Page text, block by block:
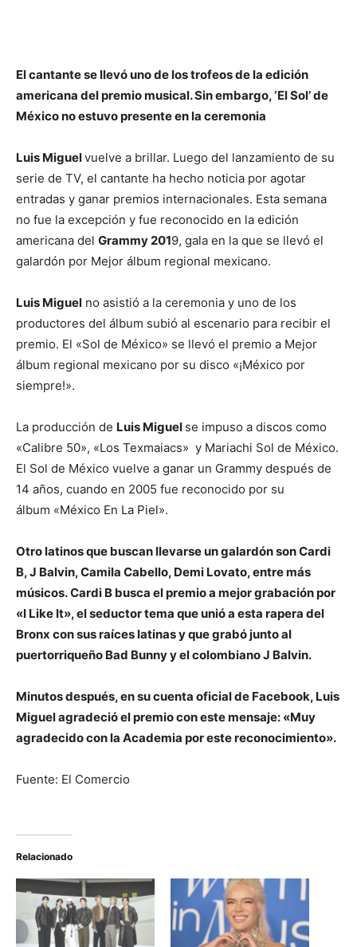
El cantante se llevó uno de los trofeos de la edición
americana del premio musical. Sin embargo, ‘El Sol’ de
México no estuvo presente en la ceremonia
Luis Miguelvuelve a brillar. Luego del lanzamiento de su
serie de TV, el cantante ha hecho noticia por agotar
entradas y ganar premios internacionales. Esta semana
no fue la excepción y fue reconocido en la edición
americana del Grammy 2019, gala en la que se llevó el
galardón por Mejor álbum regional mexicano.
Luis Miguel no asistió a la ceremonia y uno de los
productores del álbum subió al escenario para recibir el
premio. El «Sol de México» se llevó el premio a Mejor
álbum regional mexicano por su disco «¡México por
siempre!».
La producción de Luis Miguel se impuso a discos como
«Calibre 50», «Los Texmaiacs» y Mariachi Sol de México.
El Sol de México vuelve a ganar un Grammy después de
14 años, cuando en 2005 fue reconocido por su
álbum «México En La Piel».
Otro latinos que buscan llevarse un galardón son Cardi
B, J Balvin, Camila Cabello, Demi Lovato, entre más
músicos. Cardi B busca el premio a mejor grabación por
«I Like It», el seductor tema que unió a esta rapera del
Bronx con sus raíces latinas y que grabó junto al
puertorriqueño Bad Bunny y el colombiano J Balvin.
Minutos después, en su cuenta oficial de Facebook, Luis
Miguel agradeció el premio con este mensaje: «Muy
agradecido con la Academia por este reconocimiento».
Fuente: El Comercio
Relacionado